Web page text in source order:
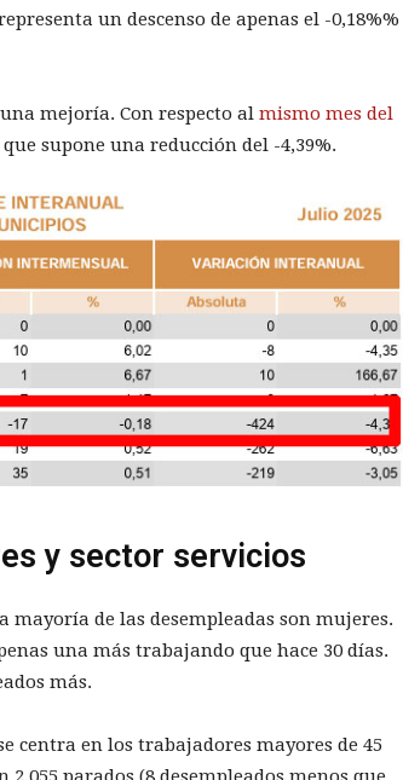
un descenso de apenas el -0,18%%
mejoría. Con respecto al mismo mes del
supone una reducción del -4,39%.
y sector servicios
mayoría de las desempleadas son mujeres.
una más trabajando que hace 30 días.
más.
centra en los trabajadores mayores de 45